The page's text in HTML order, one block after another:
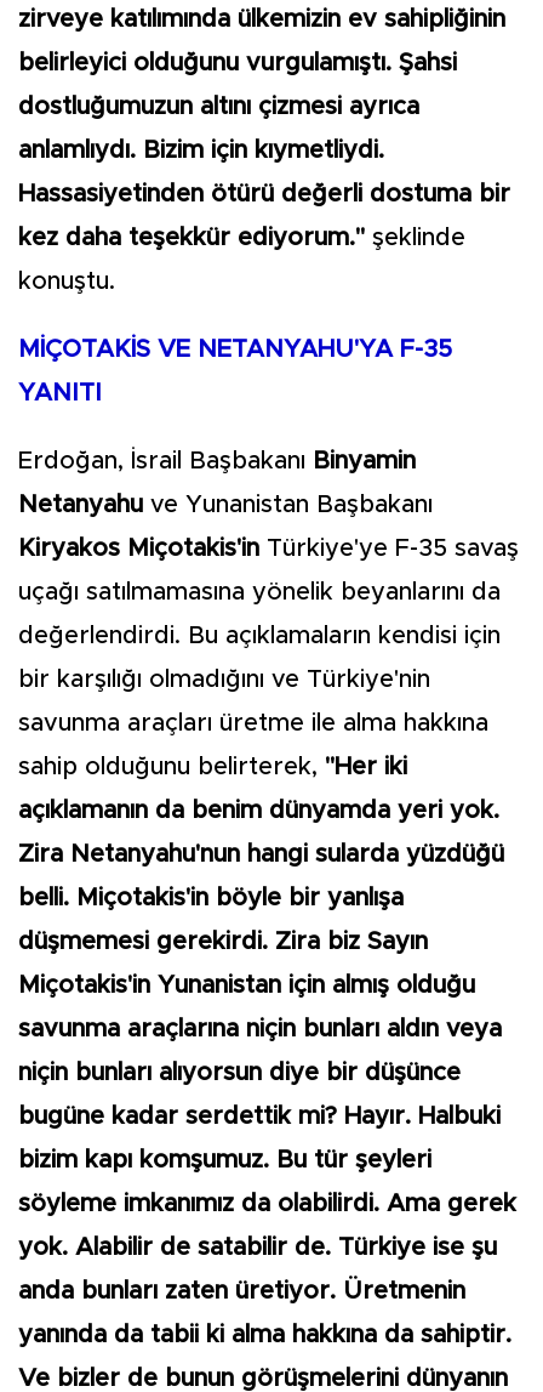
zirveye katılımında ülkemizin ev sahipliğinin
belirleyici olduğunu vurgulamıştı. Şahsi
dostluğumuzun altını çizmesi ayrıca
anlamlıydı. Bizim için kıymetliydi.
Hassasiyetinden ötürü değerli dostuma bir
kez daha teşekkür ediyorum." şeklinde
konuştu.
MİÇOTAKİS VE NETANYAHU'YA F-35
YANITI
Erdoğan, İsrail Başbakanı Binyamin
Netanyahu ve Yunanistan Başbakanı
Kiryakos Miçotakis'in Türkiye'ye F-35 savaş
uçağı satılmamasına yönelik beyanlarını da
değerlendirdi. Bu açıklamaların kendisi için
bir karşılığı olmadığını ve Türkiye'nin
savunma araçları üretme ile alma hakkına
sahip olduğunu belirterek, "Her iki
açıklamanın da benim dünyamda yeri yok.
Zira Netanyahu'nun hangi sularda yüzdüğü
belli. Miçotakis'in böyle bir yanlışa
düşmemesi gerekirdi. Zira biz Sayın
Miçotakis'in Yunanistan için almış olduğu
savunma araçlarına niçin bunları aldın veya
niçin bunları alıyorsun diye bir düşünce
bugüne kadar serdettik mi? Hayır. Halbuki
bizim kapı komşumuz. Bu tür şeyleri
söyleme imkanımız da olabilirdi. Ama gerek
yok. Alabilir de satabilir de. Türkiye ise şu
anda bunları zaten üretiyor. Üretmenin
yanında da tabii ki alma hakkına da sahiptir.
Ve bizler de bunun görüşmelerini dünyanın